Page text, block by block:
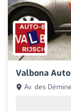
Valbona
Av. des